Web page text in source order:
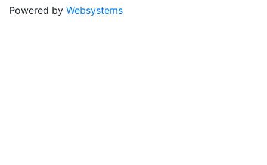
Powered by Websystems